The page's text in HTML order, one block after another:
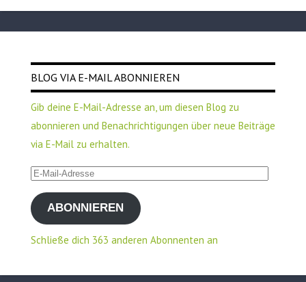
BLOG VIA E-MAIL ABONNIEREN
Gib deine E-Mail-Adresse an, um diesen Blog zu
abonnieren und Benachrichtigungen über neue Beiträge
via E-Mail zu erhalten.
E-
Mail-
AdresseABONNIEREN
Schließe dich 363 anderen Abonnenten an